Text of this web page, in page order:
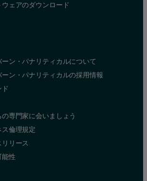
ウェアのダウンロード
ーン・パナリティカルについて
ーン・パナリティカルの採用情報
ド
専門家に会いましょう
ス倫理規定
リリース
能性